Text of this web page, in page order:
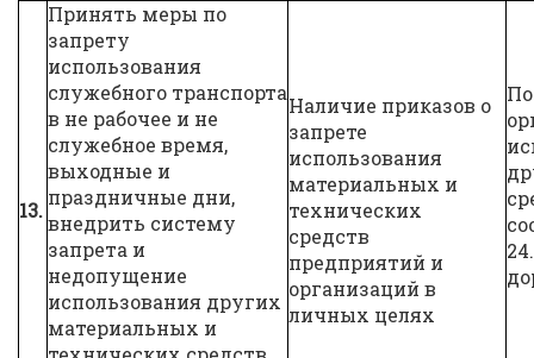
13.
Принять меры по
запрету
использования
служебного транспорта
в не рабочее и не
служебное время,
выходные и
праздничные дни,
внедрить систему
запрета и
недопущение
использования других
материальных и
Наличие приказов о
запрете
использования
материальных и
технических
средств
предприятий и
организаций в
личных целях